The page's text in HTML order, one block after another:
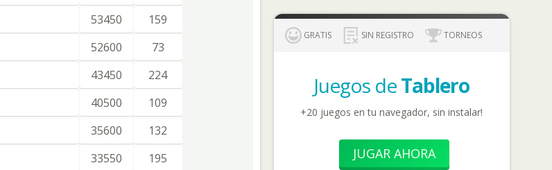
53450
159
52600
73
43450
224
40500
109
35600
132
33550
195
GRATIS SIN REGISTRO TORNEOS
Juegos deTablero
+20 juegos en tu navegador, sin instalar!
JUGAR AHORA